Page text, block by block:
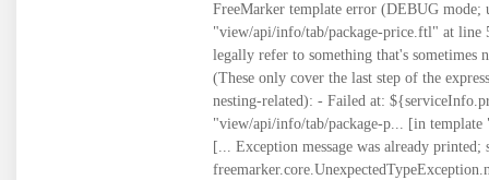
FreeMarker template error (DEBUG
"view/api/info/tab/package-price.ftl" at line
legally refer to something that's sometimes
(These only cover the last step of the
nesting-related): - Failed at:
"view/api/info/tab/package-p... [in
[... Exception message was already